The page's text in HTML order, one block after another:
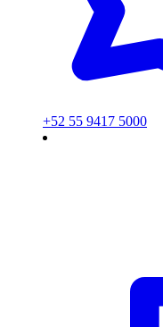
+52 55 9417 5000